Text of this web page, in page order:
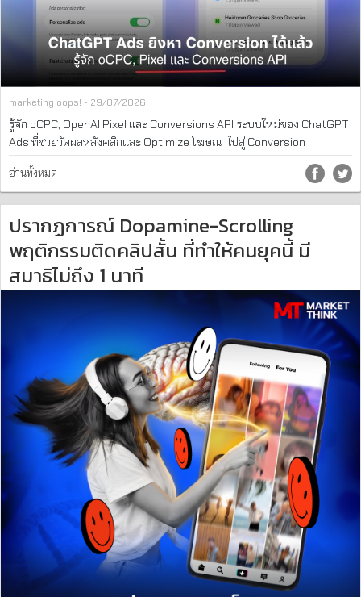
marketing oops! - 29/07/2026
รู้จัก oCPC, OpenAI Pixel และ Conversions API ระบบใหม่ของ ChatGPT
Ads ที่ช่วยวัดผลหลังคลิกและ Optimize โฆษณาไปสู่ Conversion
อ่านทั้งหมด
ปรากฏการณ์ Dopamine-Scrolling
พฤติกรรมติดคลิปสั้น ที่ทำให้คนยุคนี้ มี
สมาธิไม่ถึง 1 นาที